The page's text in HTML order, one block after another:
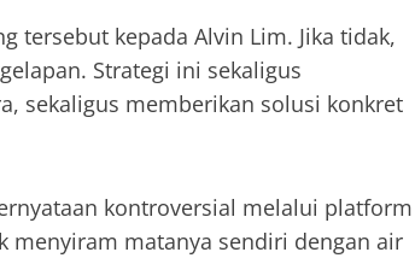
tersebut kepada Alvin Lim. Jika tidak,
Strategi ini sekaligus
sekaligus memberikan solusi konkret
kontroversial melalui platform
menyiram matanya sendiri dengan air